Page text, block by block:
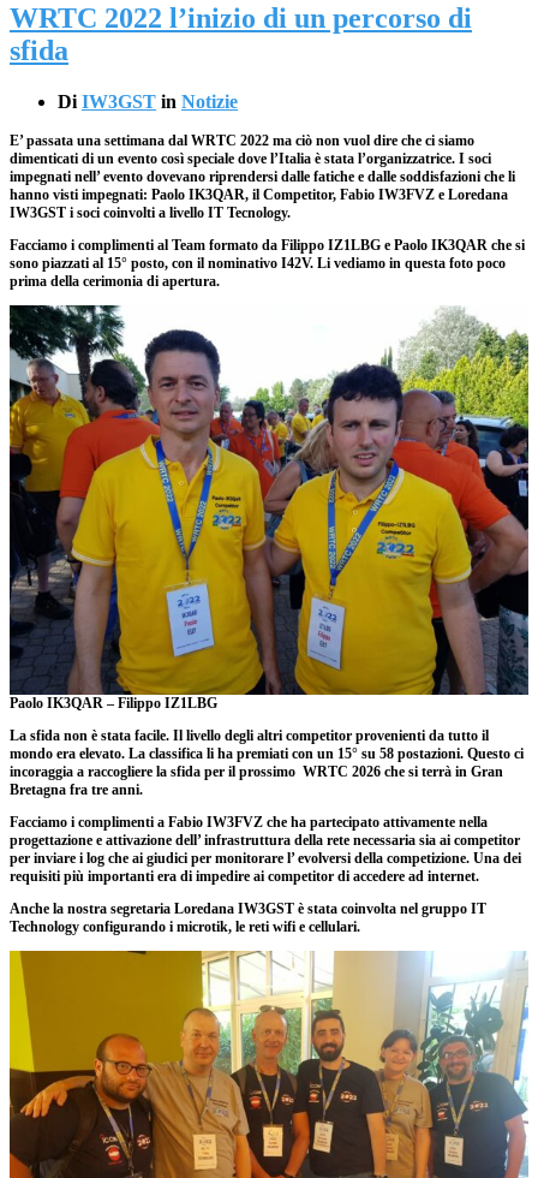
WRTC 2022 l’inizio di un percorso di
sfida
Di IW3GST in Notizie
E’ passata una settimana dal WRTC 2022 ma ciò non vuol dire che ci siamo
dimenticati di un evento così speciale dove l’Italia è stata l’organizzatrice. I soci
impegnati nell’ evento dovevano riprendersi dalle fatiche e dalle soddisfazioni che li
hanno visti impegnati: Paolo IK3QAR, il Competitor, Fabio IW3FVZ e Loredana
IW3GST i soci coinvolti a livello IT Tecnology.
Facciamo i complimenti al Team formato da Filippo IZ1LBG e Paolo IK3QAR che si
sono piazzati al 15° posto, con il nominativo I42V. Li vediamo in questa foto poco
prima della cerimonia di apertura.
Paolo IK3QAR – Filippo IZ1LBG
La sfida non è stata facile. Il livello degli altri competitor provenienti da tutto il
mondo era elevato. La classifica li ha premiati con un 15° su 58 postazioni. Questo ci
incoraggia a raccogliere la sfida per il prossimo WRTC 2026 che si terrà in Gran
Bretagna fra tre anni.
Facciamo i complimenti a Fabio IW3FVZ che ha partecipato attivamente nella
progettazione e attivazione dell’ infrastruttura della rete necessaria sia ai competitor
per inviare i log che ai giudici per monitorare l’ evolversi della competizione. Una dei
requisiti più importanti era di impedire ai competitor di accedere ad internet.
Anche la nostra segretaria Loredana IW3GST è stata coinvolta nel gruppo IT
Technology configurando i microtik, le reti wifi e cellulari.